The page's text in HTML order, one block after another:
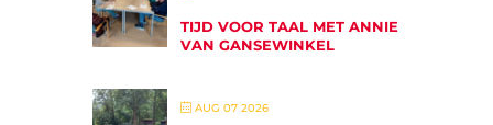
TIJD VOOR TAAL MET ANNIE
VAN GANSEWINKEL
AUG 07 2026